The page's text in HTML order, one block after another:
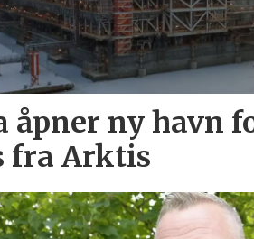
åpner ny havn
fra Arktis